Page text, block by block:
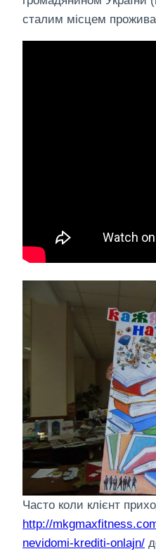
сталим місцем
Часто коли клієнт
http://
nevidomi-krediti-onlajn/